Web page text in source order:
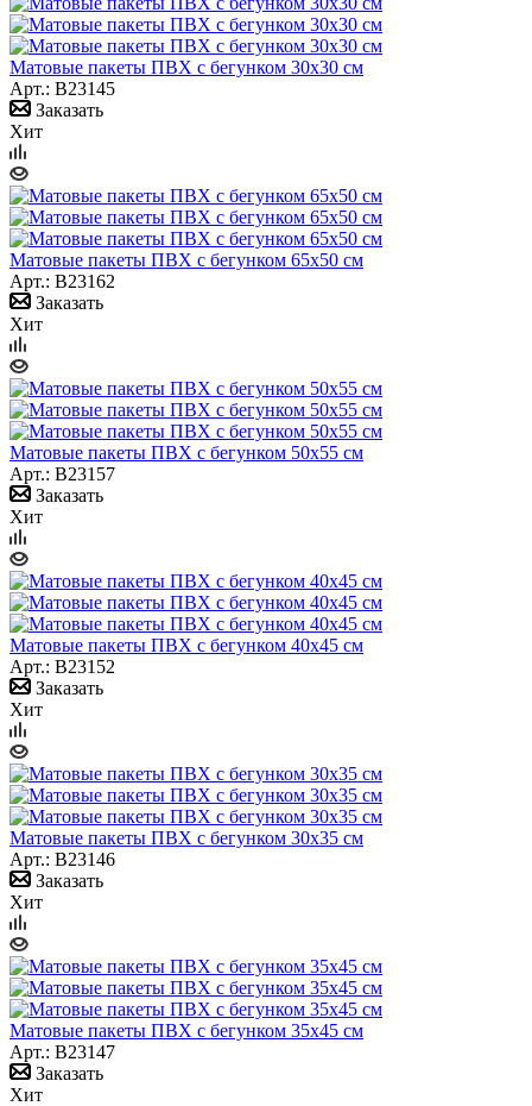
Матовые пакеты ПВХ с бегунком 30х30 см
Арт.: B23145
Заказать
Хит
Матовые пакеты ПВХ с бегунком 65х50 см
Арт.: B23162
Заказать
Хит
Матовые пакеты ПВХ с бегунком 50х55 см
Арт.: B23157
Заказать
Хит
Матовые пакеты ПВХ с бегунком 40х45 см
Арт.: B23152
Заказать
Хит
Матовые пакеты ПВХ с бегунком 30х35 см
Арт.: B23146
Заказать
Хит
Матовые пакеты ПВХ с бегунком 35х45 см
Арт.: B23147
Заказать
Хит